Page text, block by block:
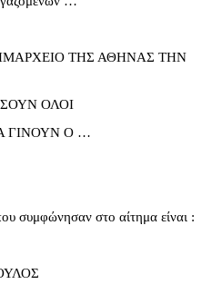
ΤΗΣ ΑΘΗΝΑΣ ΤΗΝ
ΟΛΟΙ
ΓΙΝΟΥΝ Ο …
συμφώνησαν στο αίτημα είναι :